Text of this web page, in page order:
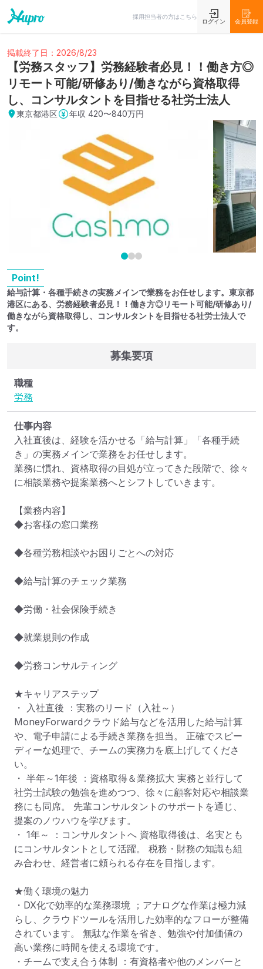
採用担当者の方はこちら
ログイン 会員登録
掲載終了日：2026/8/23
【労務スタッフ】労務経験者必見！！働き方◎
リモート可能/研修あり/働きながら資格取得
し、コンサルタントを目指せる社労士法人
東京都港区 年収 420〜840万円
Point!
給与計算・各種手続きの実務メインで業務をお任せします。東京都
港区にある、労務経験者必見！！働き方◎リモート可能/研修あり/
働きながら資格取得し、コンサルタントを目指せる社労士法人で
す。
募集要項
職種
労務
仕事内容
入社直後は、経験を活かせる「給与計算」「各種手続
き」の実務メインで業務をお任せします。
業務に慣れ、資格取得の目処が立ってきた段階で、徐々
に相談業務や提案業務へとシフトしていきます。
【業務内容】
◆お客様の窓口業務
◆各種労務相談やお困りごとへの対応
◆給与計算のチェック業務
◆労働・社会保険手続き
◆就業規則の作成
◆労務コンサルティング
★キャリアステップ
・ 入社直後 ：実務のリード（入社～）
MoneyForwardクラウド給与などを活用した給与計算
や、電子申請による手続き業務を担当。 正確でスピー
ディーな処理で、チームの実務力を底上げしてくださ
い。
・ 半年～1年後 ：資格取得＆業務拡大 実務と並行して
社労士試験の勉強を進めつつ、徐々に顧客対応や相談業
務にも同席。 先輩コンサルタントのサポートを通じ、
提案のノウハウを学びます。
・ 1年～ ：コンサルタントへ 資格取得後は、名実とも
にコンサルタントとして活躍。 税務・財務の知識も組
み合わせ、経営者に頼られる存在を目指します。
★働く環境の魅力
・DX化で効率的な業務環境 ；アナログな作業は極力減
らし、クラウドツールを活用した効率的なフローが整備
されています。 無駄な作業を省き、勉強や付加価値の
高い業務に時間を使える環境です。
・チームで支え合う体制 ：有資格者や他のメンバーと